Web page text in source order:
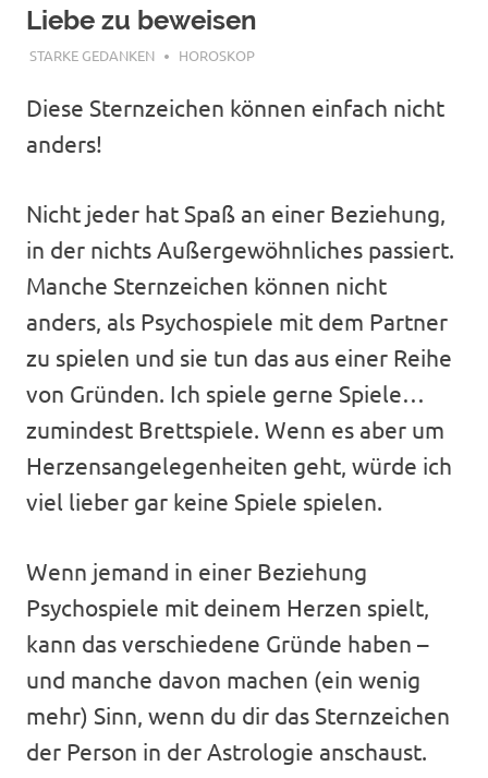
Liebe zu beweisen
NOVEMBER 5, 2019
STARKE GEDANKEN HOROSKOP
Diese Sternzeichen können einfach nicht
anders!
Nicht jeder hat Spaß an einer Beziehung,
in der nichts Außergewöhnliches passiert.
Manche Sternzeichen können nicht
anders, als Psychospiele mit dem Partner
zu spielen und sie tun das aus einer Reihe
von Gründen. Ich spiele gerne Spiele…
zumindest Brettspiele. Wenn es aber um
Herzensangelegenheiten geht, würde ich
viel lieber gar keine Spiele spielen.
Wenn jemand in einer Beziehung
Psychospiele mit deinem Herzen spielt,
kann das verschiedene Gründe haben –
und manche davon machen (ein wenig
mehr) Sinn, wenn du dir das Sternzeichen
der Person in der Astrologie anschaust.